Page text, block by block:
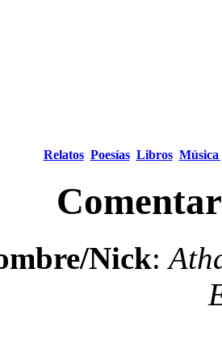
Relatos Poesías Libros Música
Nick: